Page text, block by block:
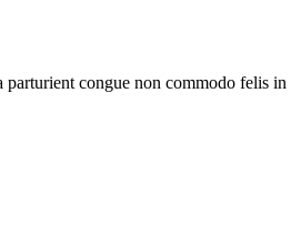
congue non commodo felis